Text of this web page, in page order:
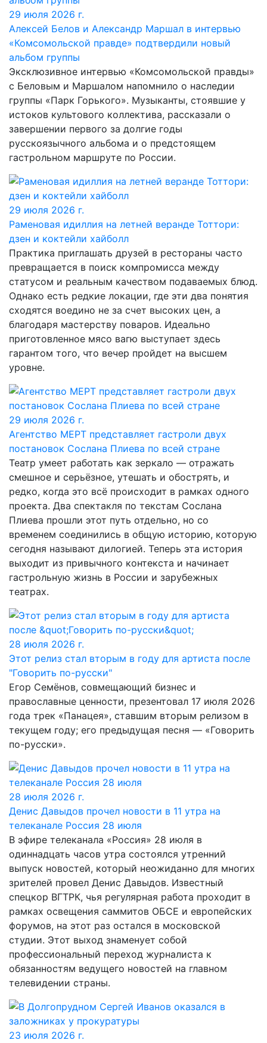
29 июля 2026 г.
Алексей Белов и Александр Маршал в интервью
«Комсомольской правде» подтвердили новый
альбом группы
Эксклюзивное интервью «Комсомольской правды»
с Беловым и Маршалом напомнило о наследии
группы «Парк Горького». Музыканты, стоявшие у
истоков культового коллектива, рассказали о
завершении первого за долгие годы
русскоязычного альбома и о предстоящем
гастрольном маршруте по России.
29 июля 2026 г.
Раменовая идиллия на летней веранде Тоттори:
дзен и коктейли хайболл
Практика приглашать друзей в рестораны часто
превращается в поиск компромисса между
статусом и реальным качеством подаваемых блюд.
Однако есть редкие локации, где эти два понятия
сходятся воедино не за счет высоких цен, а
благодаря мастерству поваров. Идеально
приготовленное мясо вагю выступает здесь
гарантом того, что вечер пройдет на высшем
уровне.
29 июля 2026 г.
Агентство МЕРТ представляет гастроли двух
постановок Сослана Плиева по всей стране
Театр умеет работать как зеркало — отражать
смешное и серьёзное, утешать и обострять, и
редко, когда это всё происходит в рамках одного
проекта. Два спектакля по текстам Сослана
Плиева прошли этот путь отдельно, но со
временем соединились в общую историю, которую
сегодня называют дилогией. Теперь эта история
выходит из привычного контекста и начинает
гастрольную жизнь в России и зарубежных
театрах.
28 июля 2026 г.
Этот релиз стал вторым в году для артиста после
"Говорить по-русски"
Егор Семёнов, совмещающий бизнес и
православные ценности, презентовал 17 июля 2026
года трек «Панацея», ставшим вторым релизом в
текущем году; его предыдущая песня — «Говорить
по-русски».
28 июля 2026 г.
Денис Давыдов прочел новости в 11 утра на
телеканале Россия 28 июля
В эфире телеканала «Россия» 28 июля в
одиннадцать часов утра состоялся утренний
выпуск новостей, который неожиданно для многих
зрителей провел Денис Давыдов. Известный
спецкор ВГТРК, чья регулярная работа проходит в
рамках освещения саммитов ОБСЕ и европейских
форумов, на этот раз остался в московской
студии. Этот выход знаменует собой
профессиональный переход журналиста к
обязанностям ведущего новостей на главном
телевидении страны.
23 июля 2026 г.